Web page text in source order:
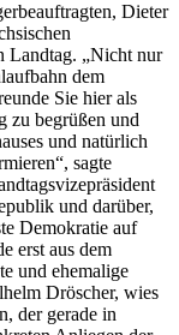
Dieter
Landtag. „Nicht nur
dem
Sie hier als
zu begrüßen und
und natürlich
sagte
und darüber,
Demokratie auf
erst aus dem
und ehemalige
Dröscher, wies
der gerade in